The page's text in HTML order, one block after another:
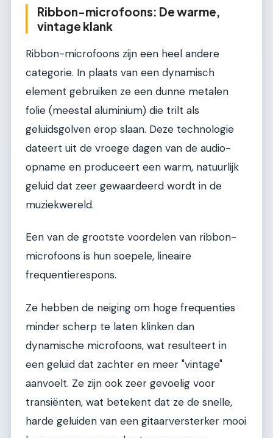
Ribbon-microfoons: De warme,
vintage klank
Ribbon-microfoons zijn een heel andere
categorie. In plaats van een dynamisch
element gebruiken ze een dunne metalen
folie (meestal aluminium) die trilt als
geluidsgolven erop slaan. Deze technologie
dateert uit de vroege dagen van de audio-
opname en produceert een warm, natuurlijk
geluid dat zeer gewaardeerd wordt in de
muziekwereld.
Een van de grootste voordelen van ribbon-
microfoons is hun soepele, lineaire
frequentierespons.
Ze hebben de neiging om hoge frequenties
minder scherp te laten klinken dan
dynamische microfoons, wat resulteert in
een geluid dat zachter en meer "vintage"
aanvoelt. Ze zijn ook zeer gevoelig voor
transiënten, wat betekent dat ze de snelle,
harde geluiden van een gitaarversterker mooi